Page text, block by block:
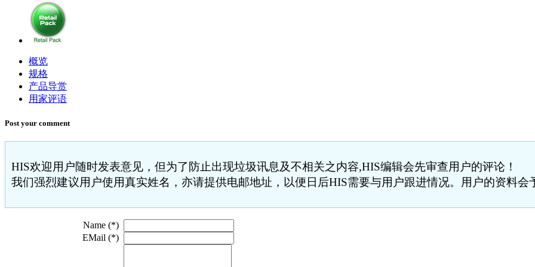
概览
规格
产品导赏
用家评语
Post your comment
HIS欢迎用户随时发表意见，但为了防止出现垃圾讯息及不相关之内容,HIS编辑会先审查用户的评论！
我们强烈建议用户使用真实姓名，亦请提供电邮地址，以便日后HIS需要与用户跟进情况。用户的资料会
Name (*)
EMail (*)